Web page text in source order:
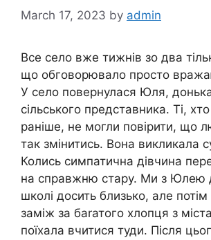
March 17, 2023 by admin
Все село вже тижнів зо два
що обговорювало просто
У село повернулася Юля,
сільського представника. Ті, хто
раніше, не могли повірити, що
так змінитись. Вона викликала
Колись симпатична дівчина
на справжню стару. Ми з Юлею
школі досить близько, але
заміж за баrатого хлопця з
поїхала вчитися туди. Після